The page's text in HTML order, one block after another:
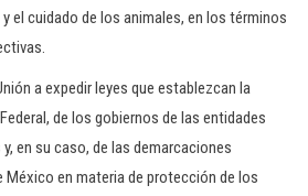
el cuidado de los animales, en los términos
a expedir leyes que establezcan la
de los gobiernos de las entidades
en su caso, de las demarcaciones
México en materia de protección de los